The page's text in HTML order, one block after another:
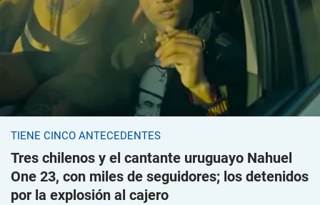
TIENE CINCO ANTECEDENTES
Tres chilenos y el cantante uruguayo Nahuel
One 23, con miles de seguidores; los detenidos
por la explosión al cajero